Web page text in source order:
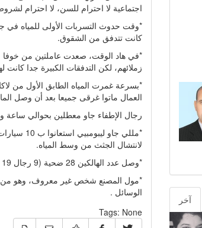
اجتماعية لا احترام للسن، لا احترام
كانت تتدفق من الشقوق.
*في هاد الوقت، صعدت عاملتين من خوفا
زملائهم، لكن التدفقات الكبيرة جدا كانت
*بسرعة غمرت المياه الطابق الأول من
العمال ماتوا غرقى جميعا بعد أن وصل
رجال الإطفاء جاو معطلين بحوالي
*مللي
لانتشال الجثث من وسط المياه.
*وصل عدد الهالكين 28 ضحية (9 رجال 19 امرأة) و12 تقريبا مازالوا يتلقون العلاج.
*مول المصنع شخص غير معروف، وهو من
الوسائل .
Tags: None
آخر